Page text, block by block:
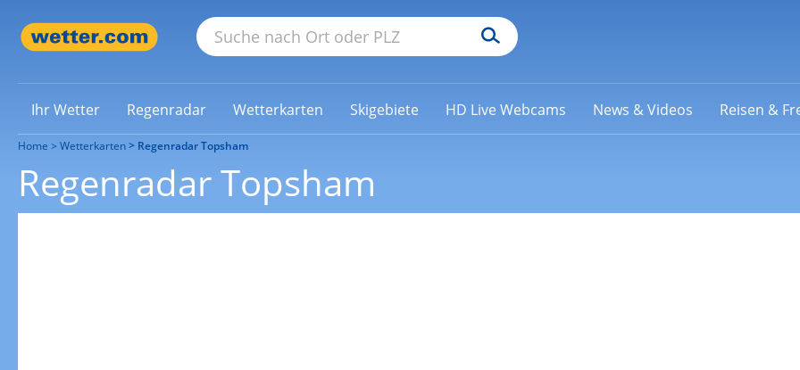
Ihr Wetter Regenradar Wetterkarten Skigebiete HD Live Webcams News & Videos Reisen &
Home Wetterkarten Regenradar Topsham
Regenradar Topsham